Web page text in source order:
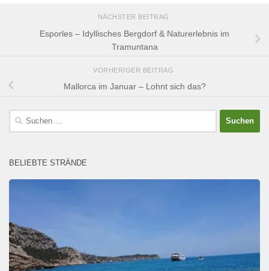
NÄCHSTER BEITRAG
Esporles – Idyllisches Bergdorf & Naturerlebnis im
Tramuntana
VORHERIGER BEITRAG
Mallorca im Januar – Lohnt sich das?
Suchen
BELIEBTE STRÄNDE